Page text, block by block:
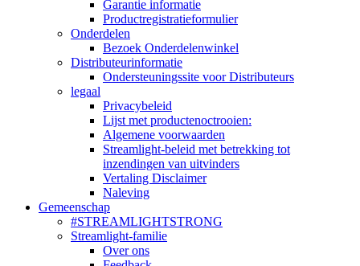
Garantie informatie
Productregistratieformulier
Onderdelen
Bezoek Onderdelenwinkel
Distributeurinformatie
Ondersteuningssite voor Distributeurs
legaal
Privacybeleid
Lijst met productenoctrooien:
Algemene voorwaarden
Streamlight-beleid met betrekking tot
inzendingen van uitvinders
Vertaling Disclaimer
Naleving
Gemeenschap
#STREAMLIGHTSTRONG
Streamlight-familie
Over ons